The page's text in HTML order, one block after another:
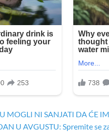
MOGLI NI SANJATI DA ĆE
U AVGUSTU: Spremite se